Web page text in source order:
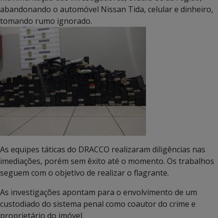
abandonando o automóvel Nissan Tida, celular e dinheiro,
tomando rumo ignorado.
As equipes táticas do DRACCO realizaram diligências nas
imediações, porém sem êxito até o momento. Os trabalhos
seguem com o objetivo de realizar o flagrante.
As investigações apontam para o envolvimento de um
custodiado do sistema penal como coautor do crime e
proprietário do imóvel.